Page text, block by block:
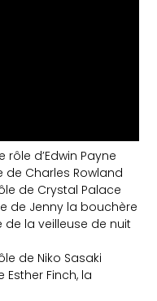
rôle d’Edwin Payne
de Charles Rowland
de Crystal Palace
de Jenny la bouchère
de la veilleuse de nuit
de Niko Sasaki
Finch, la